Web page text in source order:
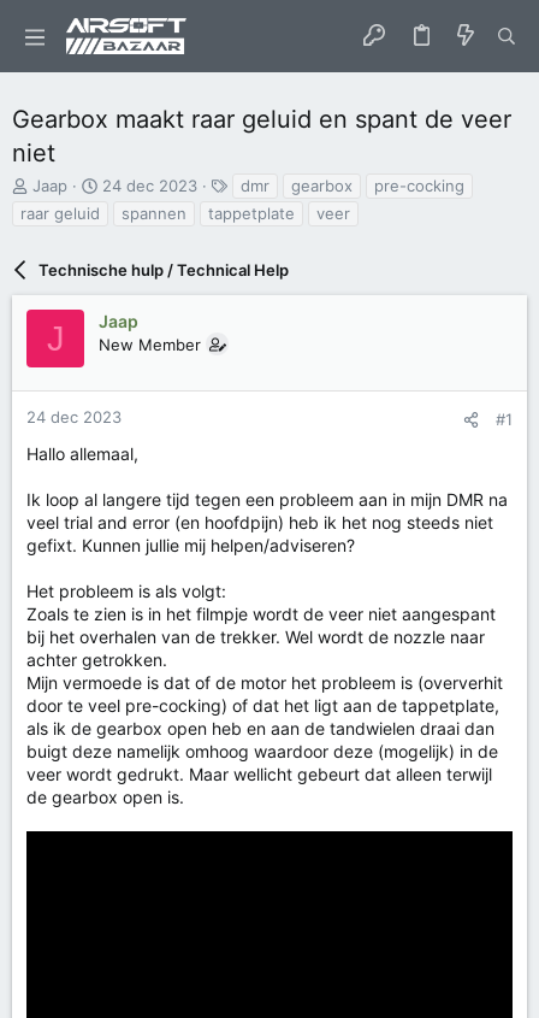
Gearbox maakt raar geluid en spant de veer
niet
O
w
e
a
r
t
r
Jaap
S
t
d
a
t
u
24 dec 2023
g
dmr gearbox
pre-cocking
raar geluid
spannen tappetplate veer
Technische hulp / Technical Help
J Jaap
New Member
24 dec 2023 #1
Hallo allemaal,
Ik loop al langere tijd tegen een probleem aan in mijn DMR na
veel trial and error (en hoofdpijn) heb ik het nog steeds niet
gefixt. Kunnen jullie mij helpen/adviseren?
Het probleem is als volgt:
Zoals te zien is in het filmpje wordt de veer niet aangespant
bij het overhalen van de trekker. Wel wordt de nozzle naar
achter getrokken.
Mijn vermoede is dat of de motor het probleem is (oververhit
door te veel pre-cocking) of dat het ligt aan de tappetplate,
als ik de gearbox open heb en aan de tandwielen draai dan
buigt deze namelijk omhoog waardoor deze (mogelijk) in de
veer wordt gedrukt. Maar wellicht gebeurt dat alleen terwijl
de gearbox open is.